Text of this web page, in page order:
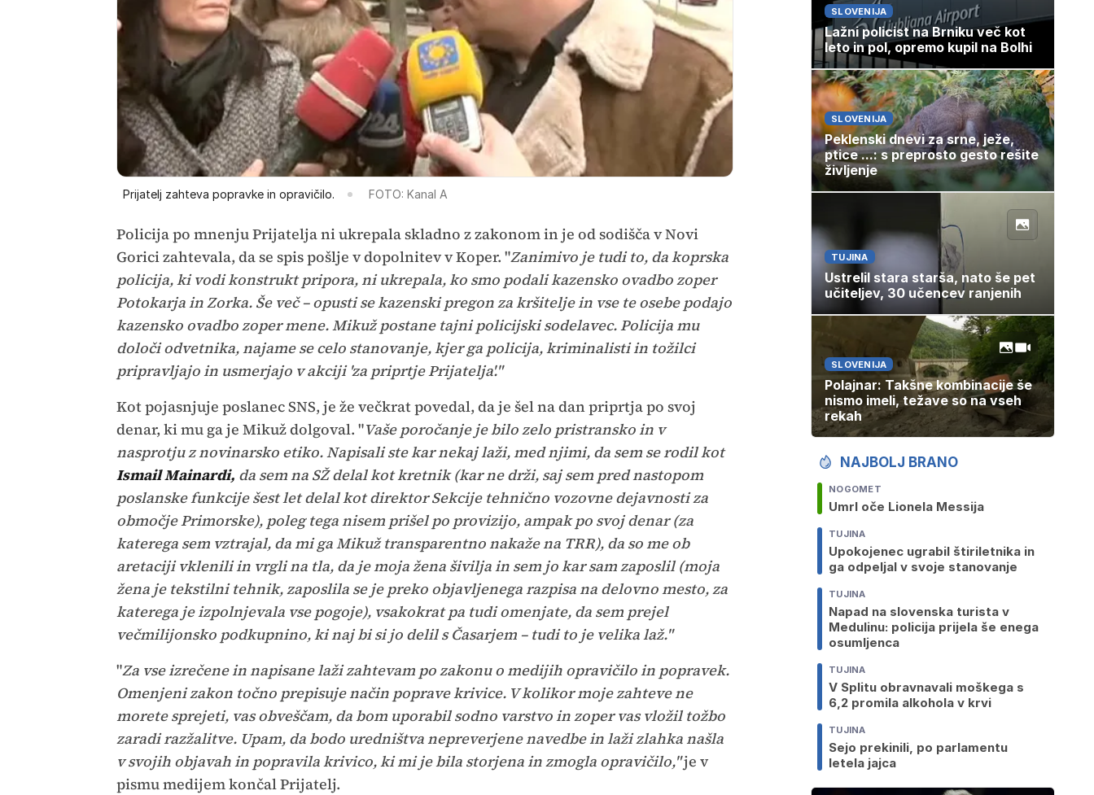
Prijatelj zahteva popravke in opravičilo. FOTO: Kanal A
Policija po mnenju Prijatelja ni ukrepala skladno z zakonom in je od sodišča v Novi
Gorici zahtevala, da se spis pošlje v dopolnitev v Koper. "Zanimivo je tudi to, da koprska
policija, ki vodi konstrukt pripora, ni ukrepala, ko smo podali kazensko ovadbo zoper
Potokarja in Zorka. Še več – opusti se kazenski pregon za kršitelje in vse te osebe podajo
kazensko ovadbo zoper mene. Mikuž postane tajni policijski sodelavec. Policija mu
določi odvetnika, najame se celo stanovanje, kjer ga policija, kriminalisti in tožilci
pripravljajo in usmerjajo v akciji 'za priprtje Prijatelja'."
Kot pojasnjuje poslanec SNS, je že večkrat povedal, da je šel na dan priprtja po svoj
denar, ki mu ga je Mikuž dolgoval. "Vaše poročanje je bilo zelo pristransko in v
nasprotju z novinarsko etiko. Napisali ste kar nekaj laži, med njimi, da sem se rodil kot
Ismail Mainardi, da sem na SŽ delal kot kretnik (kar ne drži, saj sem pred nastopom
poslanske funkcije šest let delal kot direktor Sekcije tehnično vozovne dejavnosti za
območje Primorske), poleg tega nisem prišel po provizijo, ampak po svoj denar (za
katerega sem vztrajal, da mi ga Mikuž transparentno nakaže na TRR), da so me ob
aretaciji vklenili in vrgli na tla, da je moja žena šivilja in sem jo kar sam zaposlil (moja
žena je tekstilni tehnik, zaposlila se je preko objavljenega razpisa na delovno mesto, za
katerega je izpolnjevala vse pogoje), vsakokrat pa tudi omenjate, da sem prejel
večmilijonsko podkupnino, ki naj bi si jo delil s Časarjem – tudi to je velika laž."
"Za vse izrečene in napisane laži zahtevam po zakonu o medijih opravičilo in popravek.
Omenjeni zakon točno prepisuje način poprave krivice. V kolikor moje zahteve ne
morete sprejeti, vas obveščam, da bom uporabil sodno varstvo in zoper vas vložil tožbo
zaradi razžalitve. Upam, da bodo uredništva nepreverjene navedbe in laži zlahka našla
v svojih objavah in popravila krivico, ki mi je bila storjena in zmogla opravičilo,"je v
pismu medijem končal Prijatelj.
SLOVENIJA
Lažni policist na Brniku več kot
leto in pol, opremo kupil na Bolhi
SLOVENIJA
Peklenski dnevi za srne, ježe,
ptice ...: s preprosto gesto rešite
življenje
TUJINA
Ustrelil stara starša, nato še pet
učiteljev, 30 učencev ranjenih
SLOVENIJA
Polajnar: Takšne kombinacije še
nismo imeli, težave so na vseh
rekah
NAJBOLJ BRANO
NOGOMET
Umrl oče Lionela Messija
TUJINA
Upokojenec ugrabil štiriletnika in
ga odpeljal v svoje stanovanje
TUJINA
Napad na slovenska turista v
Medulinu: policija prijela še enega
osumljenca
TUJINA
V Splitu obravnavali moškega s
6,2 promila alkohola v krvi
TUJINA
Sejo prekinili, po parlamentu
letela jajca